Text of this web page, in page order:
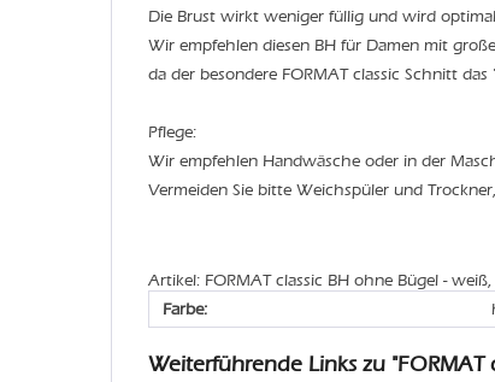
Die Brust wirkt weniger füllig und wird
Wir empfehlen diesen BH für Damen mit
da der besondere FORMAT classic Schnitt
Pflege:
Wir empfehlen Handwäsche oder in der
Vermeiden Sie bitte Weichspüler und
Artikel: FORMAT classic BH ohne Bügel -
Farbe:
Weiterführende Links zu "FORMAT